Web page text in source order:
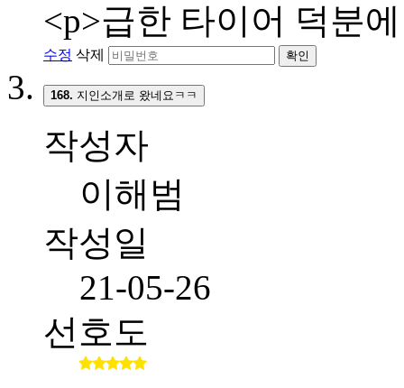
<p>급한 타이어 덕분
수정 삭제 확인
168. 지인소개로 왔네요ㅋㅋ
작성자
이해범
작성일
21-05-26
선호도